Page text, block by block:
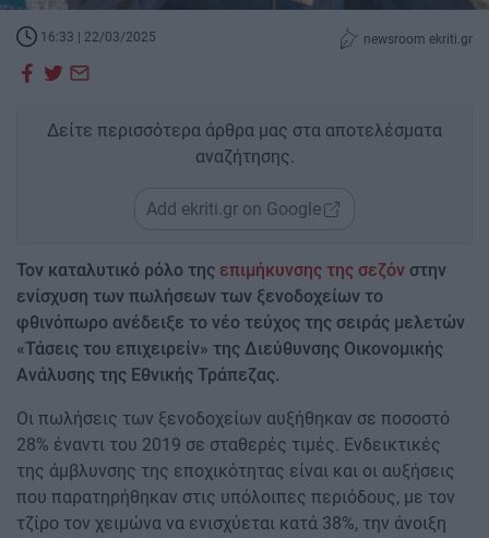
16:33 | 22/03/2025 newsroom ekriti.gr
Δείτε περισσότερα άρθρα μας στα αποτελέσματα
αναζήτησης.
Add ekriti.gr on Google
Τον καταλυτικό ρόλο της επιμήκυνσης της σεζόν στην
ενίσχυση των πωλήσεων των ξενοδοχείων το
φθινόπωρο ανέδειξε το νέο τεύχος της σειράς μελετών
«Τάσεις του επιχειρείν» της Διεύθυνσης Οικονομικής
Ανάλυσης της Εθνικής Τράπεζας.
Οι πωλήσεις των ξενοδοχείων αυξήθηκαν σε ποσοστό
28% έναντι του 2019 σε σταθερές τιμές. Ενδεικτικές
της άμβλυνσης της εποχικότητας είναι και οι αυξήσεις
που παρατηρήθηκαν στις υπόλοιπες περιόδους, με τον
τζίρο τον χειμώνα να ενισχύεται κατά 38%, την άνοιξη